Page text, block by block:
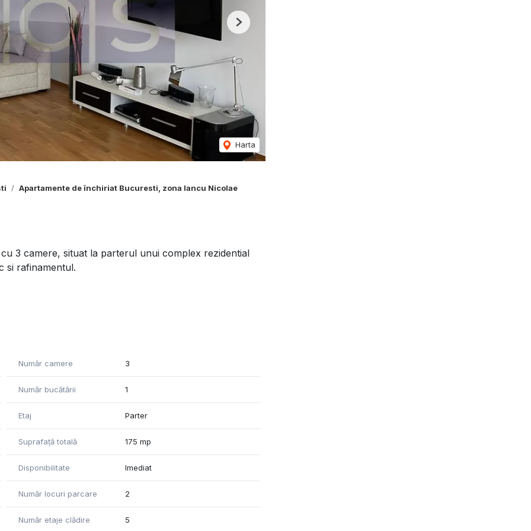
Harta
Next
Apartamente de închiriat Bucuresti, zona Iancu Nicolae
3 camere, situat la parterul unui complex rezidential
si rafinamentul.
pentru relaxare sau entertaining
a unei case cu avantajele unui complex rezidential
Număr camere 3
Număr bucătării 1
Etaj Parter
Suprafață totală 175 mp
Disponibilitate Imediat
Număr locuri parcare 2
Număr etaje clădire 5